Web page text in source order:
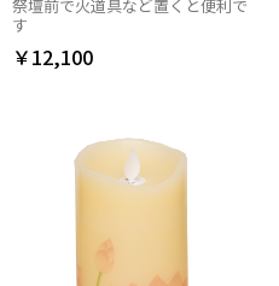
祭壇前で火道具など置くと便利で
す
￥12,100